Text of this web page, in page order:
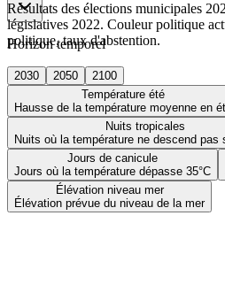
Horizon temporel
2030 2050
2100
Température été
Hausse de la température moyenne en
Nuits tropicales
Nuits où la température ne descend pas
Jours de canicule
Jours où la température dépasse 35°C
Élévation niveau mer
Élévation prévue du niveau de la mer
Résultats des élections municipales
législatives 2022. Couleur politique
politique, taux d'abstention.